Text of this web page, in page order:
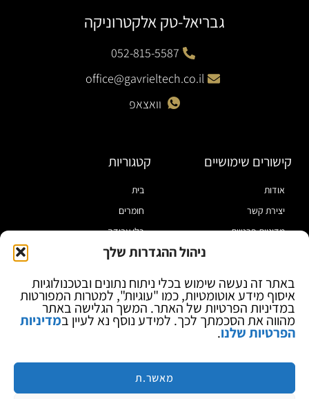
ניהול ההגדרות שלך
באתר זה נעשה שימוש בכלי ניתוח נתונים ובטכנולוגיות
איסוף מידע אוטומטיות, כמו "עוגיות", למטרות המפורטות
במדיניות הפרטיות של האתר. המשך הגלישה באתר
מהווה את הסכמתך לכך. למידע נוסף נא לעיין במדיניות
הפרטיות שלנו.
מאשר.ת
גבריאל-טק אלקטרוניקה
052-815-5587
office@gavrieltech.co.il
וואצאפ
קישורים שימושיים
אודות
יצירת קשר
מדיניות פרטיות
בלוג
קטגוריות
בית
חומרים
כלי עבודה
מוצרי הלחמה
ספקי כח ומודדים
ציוד אופטי להגדלה
מותגים